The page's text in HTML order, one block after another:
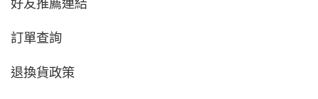
好友推薦連結
訂單查詢
退換貨政策